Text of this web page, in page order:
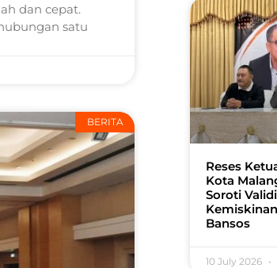
dan cepat.
satu
BERITA
Reses
Kota
Soroti
Bansos
10 July 2026